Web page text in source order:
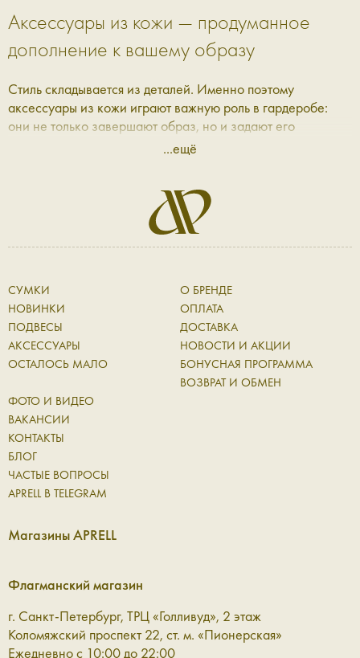
Аксессуары из кожи — продуманное
дополнение к вашему образу
Стиль складывается из деталей. Именно поэтому
аксессуары из кожи играют важную роль в гардеробе:
они не только завершают образ, но и задают его
настроение. В Aprell мы собрали коллекцию, где каждая
Кожаные аксессуары: баланс формы и
функциональности
Современные кожаные аксессуары — это не просто
дополнение, а полноценная часть повседневного ритма.
Они сопровождают вас в течение дня, выдерживают
активное использование и при этом сохраняют
аккуратный внешний вид. Натуральная кожа со временем
становится только лучше: приобретает характерную
фактуру и мягкость, оставаясь надежной основой для
ежедневных вещей.
В коллекции Aprell представлены аксессуары для разных
сценариев:
как в базовом гардеробе, так и в более сложных
сочетаниях, где важна каждая линия. Это деталь, которая
работает незаметно, но всегда точно.
...ещё
СУМКИ
НОВИНКИ
ПОДВЕСЫ
АКСЕССУАРЫ
ОСТАЛОСЬ МАЛО
О БРЕНДЕ
ОПЛАТА
ДОСТАВКА
НОВОСТИ И АКЦИИ
БОНУСНАЯ ПРОГРАММА
ВОЗВРАТ И ОБМЕН
ФОТО И ВИДЕО
ВАКАНСИИ
КОНТАКТЫ
БЛОГ
ЧАСТЫЕ ВОПРОСЫ
APRELL В TELEGRAM
Магазины APRELL
Флагманский магазин
г. Санкт-Петербург, ТРЦ «Голливуд», 2 этаж
Коломяжский проспект 22, ст. м. «Пионерская»
Ежедневно с 10:00 до 22:00